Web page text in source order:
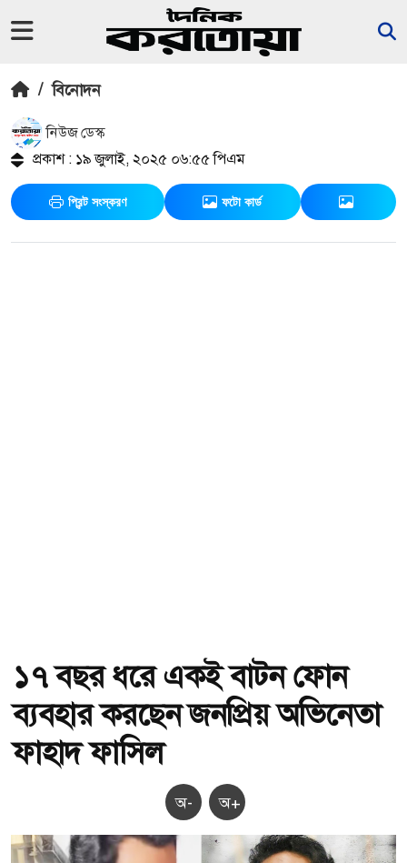
/ বিনোদন
নিউজ ডেস্ক
প্রকাশ : ১৯ জুলাই, ২০২৫ ০৬:৫৫ পিএম
প্রিন্ট সংস্করণ ফটো কার্ড
১৭ বছর ধরে একই বাটন ফোন
ব্যবহার করছেন জনপ্রিয় অভিনেতা
ফাহাদ ফাসিল
অ- অ+